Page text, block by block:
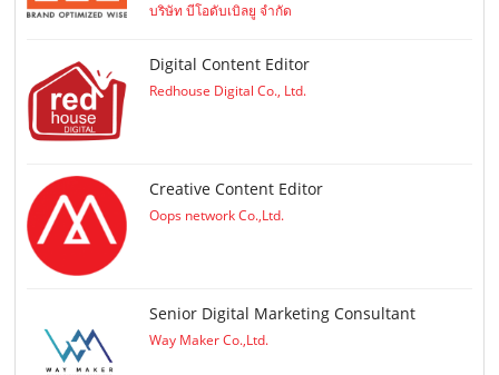
บริษัท บีโอดับเบิลยู จำกัด
Digital Content Editor
Redhouse Digital Co., Ltd.
Creative Content Editor
Oops network Co.,Ltd.
Senior Digital Marketing Consultant
Way Maker Co.,Ltd.